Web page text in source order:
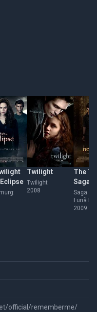
Twilight
Twilight
2008
The
Saga:
Moon
Saga
Lunã
2009
official/rememberme/